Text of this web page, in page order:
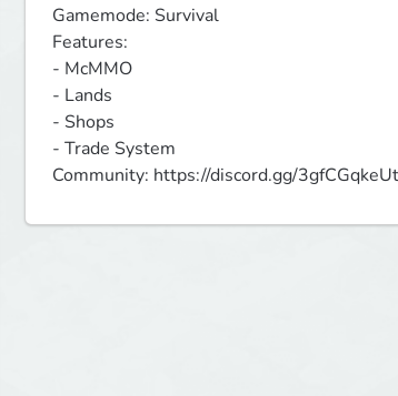
Gamemode: Survival
Features:
- McMMO
- Lands
- Shops
- Trade System
Community: https://discord.gg/3gfCGqkeUt